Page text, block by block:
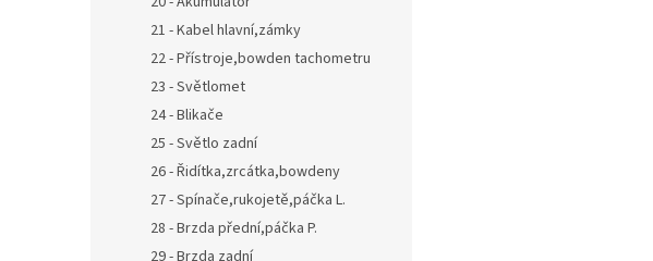
21 - Kabel hlavní,zámky
22 - Přístroje,bowden tachometru
23 - Světlomet
24 - Blikače
25 - Světlo zadní
26 - Řidítka,zrcátka,bowdeny
27 - Spínače,rukojetě,páčka L.
28 - Brzda přední,páčka P.
29 - Brzda zadní